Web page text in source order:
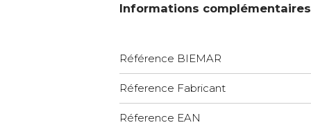
Informations complémentaires
Référence BIEMAR
Réference Fabricant
Réference EAN